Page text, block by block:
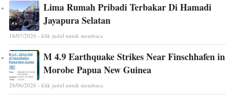
Lima Rumah Pribadi Terbakar Di Hamadi
Jayapura Selatan
18/07/2026 - klik judul untuk membaca
M 4.9 Earthquake Strikes Near Finschhafen in
Morobe Papua New Guinea
28/06/2026 - klik judul untuk membaca